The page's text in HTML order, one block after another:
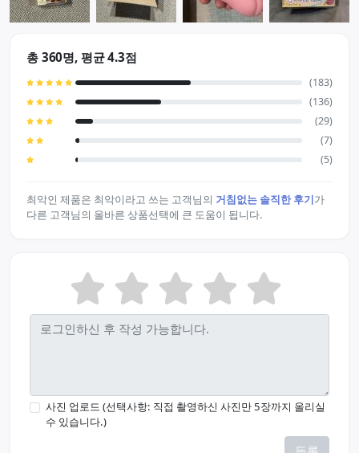
총 360명, 평균 4.3점
(183)
(136)
(29)
(7)
(5)
최악인 제품은 최악이라고 쓰는 고객님의 거침없는 솔직한 후기가
다른 고객님의 올바른 상품선택에 큰 도움이 됩니다.
사진 업로드 (선택사항: 직접 촬영하신 사진만 5장까지 올리실
수 있습니다.)